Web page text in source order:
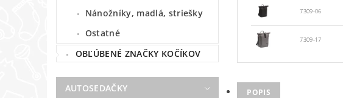
Nánožníky, madlá, striešky
Ostatné
OBĽÚBENÉ ZNAČKY KOČÍKOV
AUTOSEDAČKY
7309-06
7309-17
POPIS